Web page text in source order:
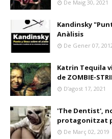
De Maig 30, 2021
Kandinsky
Anàlisis
De Gener 07,
Katrin Tequila
de ZOMBIE-
D’agost 17, 2021
'The Dentist',
protagonitzat
De Març 02, 2019